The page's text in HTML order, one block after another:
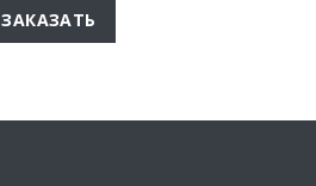
ЗАКАЗАТЬ